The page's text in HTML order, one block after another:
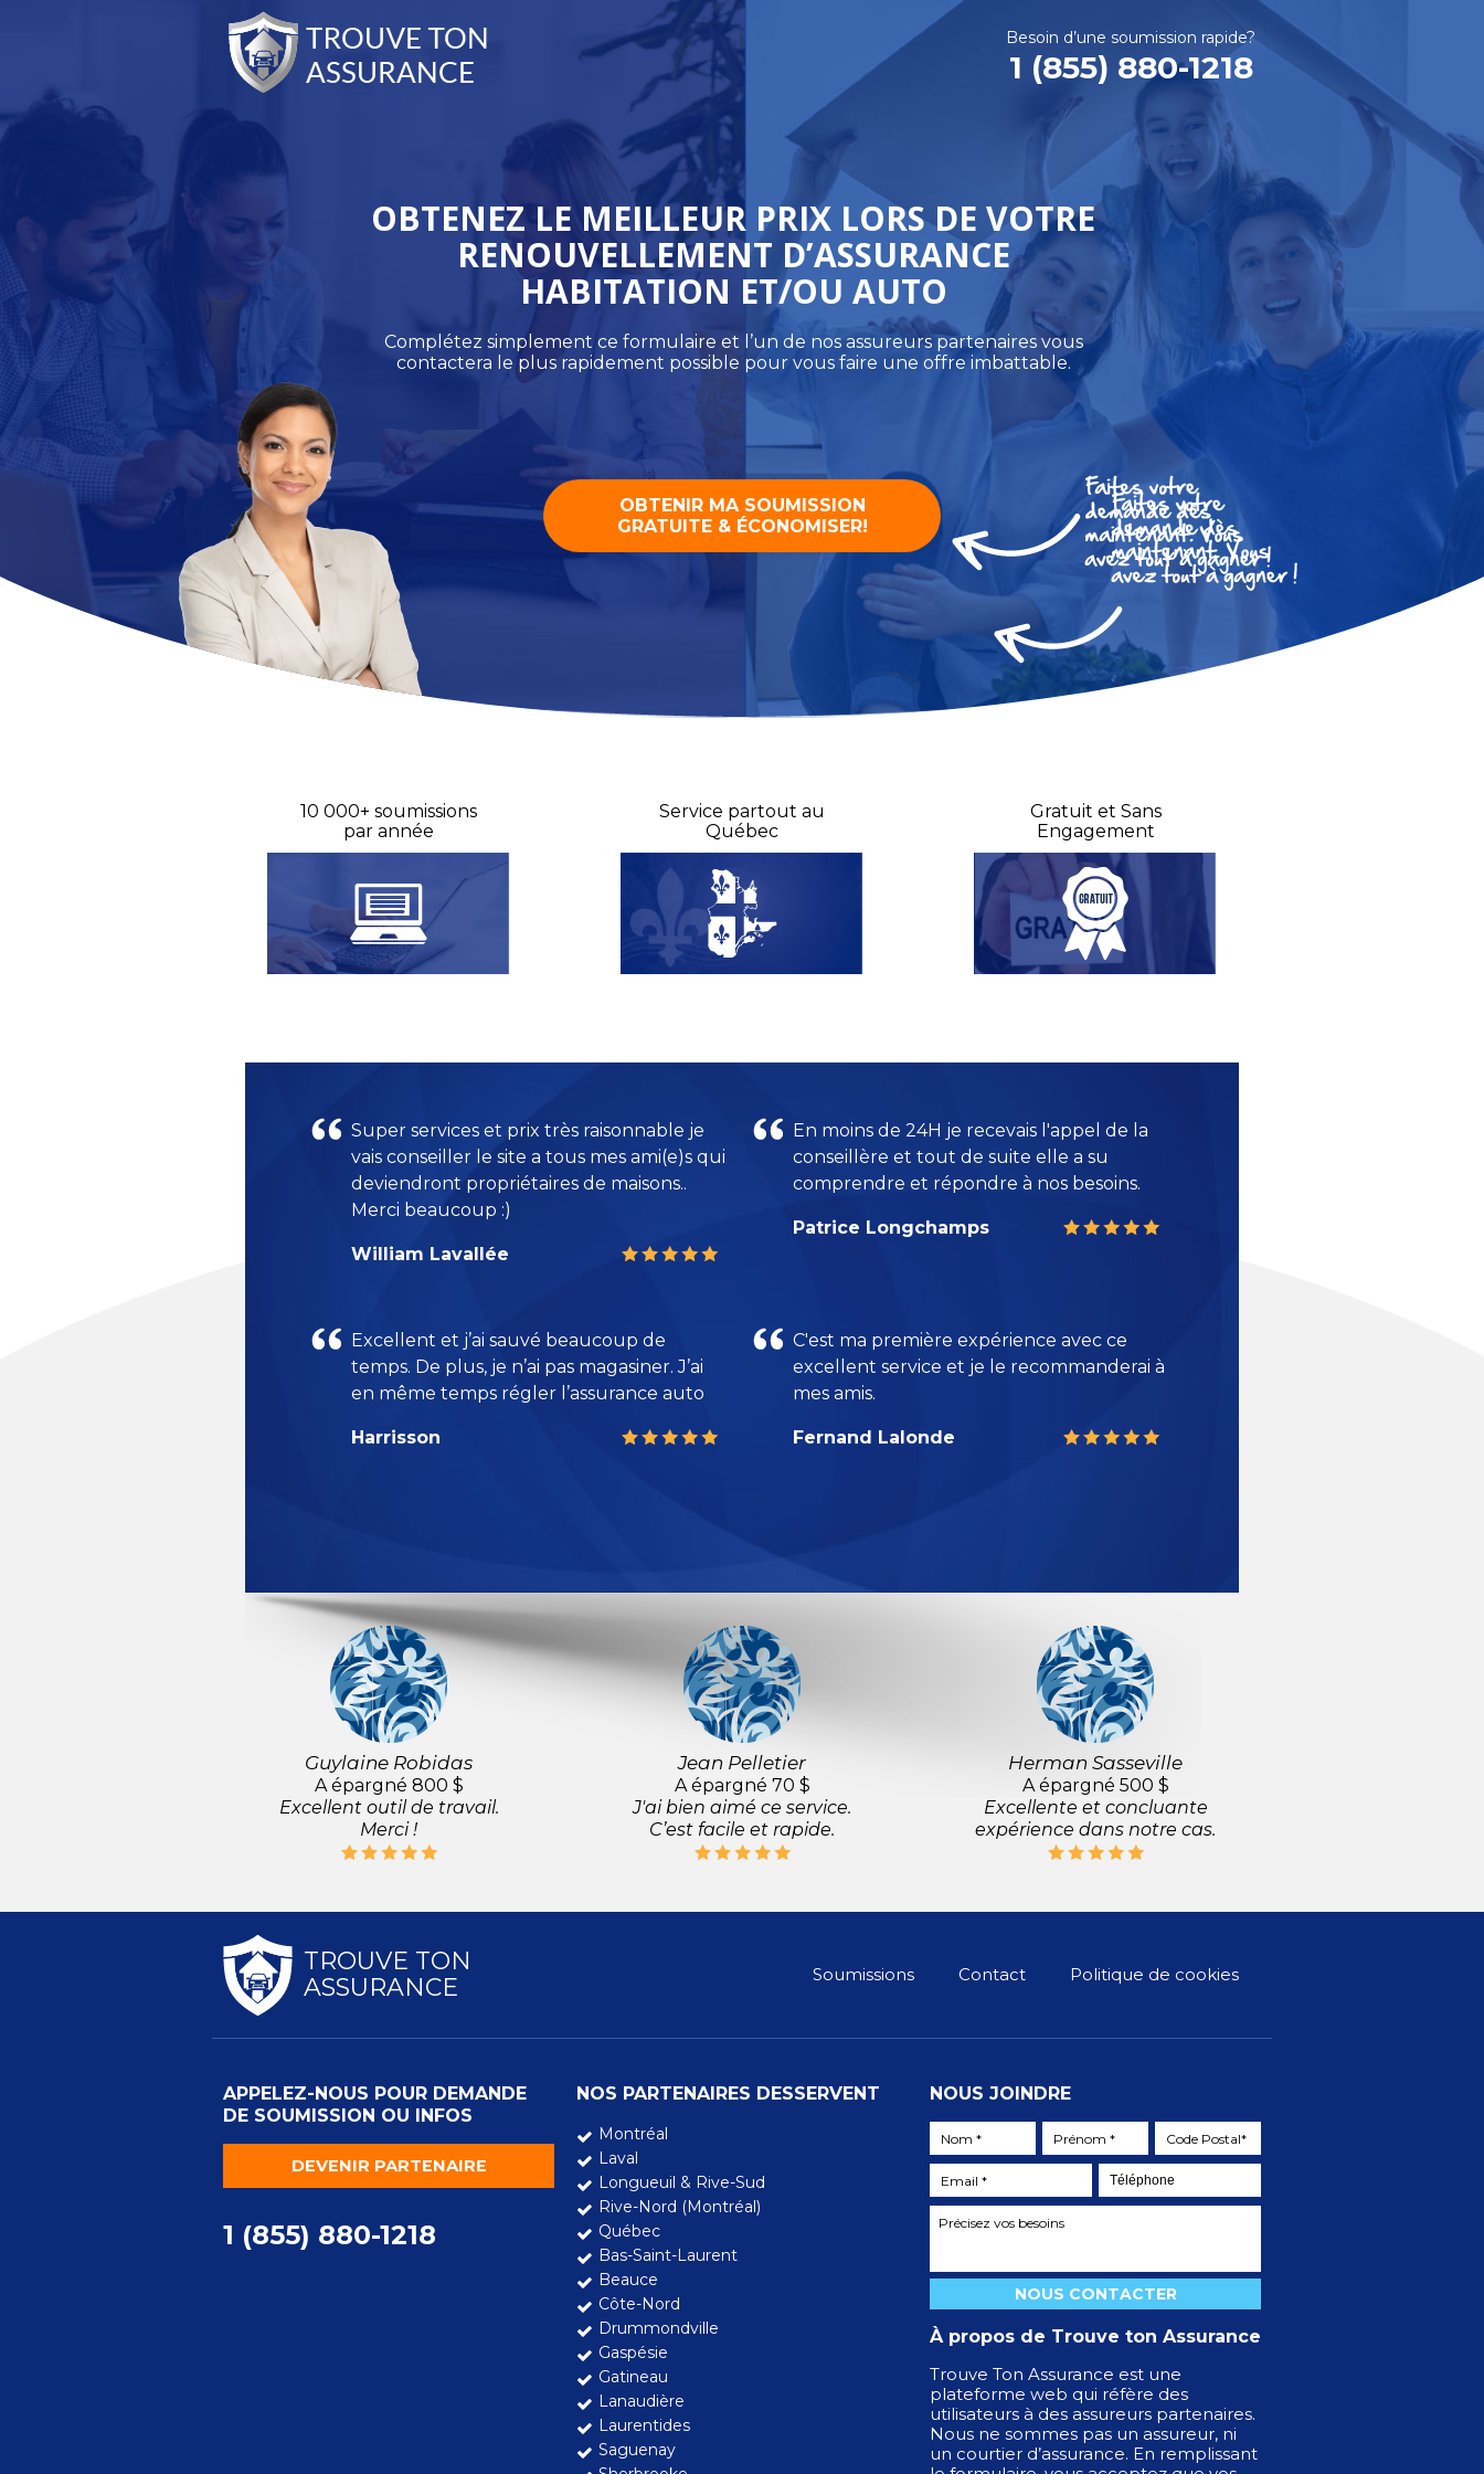
Besoin d’une soumission rapide?
1 (855) 880-1218
OBTENEZ LE MEILLEUR PRIX LORS DE VOTRE
RENOUVELLEMENT D’ASSURANCE
HABITATION ET/OU AUTO
Complétez simplement ce formulaire et l’un de nos assureurs partenaires vous
contactera le plus rapidement possible pour vous faire une offre imbattable.
10 000+ soumissions
par année
Service partout au
Québec
Gratuit et Sans
Engagement
Super services et prix très raisonnable je
vais conseiller le site a tous mes ami(e)s qui
deviendront propriétaires de maisons..
Merci beaucoup :)
William Lavallée
En moins de 24H je recevais l'appel de la
conseillère et tout de suite elle a su
comprendre et répondre à nos besoins.
Patrice Longchamps
Excellent et j’ai sauvé beaucoup de
temps. De plus, je n’ai pas magasiner. J’ai
en même temps régler l’assurance auto
Harrisson
C'est ma première expérience avec ce
excellent service et je le recommanderai à
mes amis.
Fernand Lalonde
Guylaine Robidas
A épargné 800 $
Excellent outil de travail.
Merci !
Jean Pelletier
A épargné 70 $
J'ai bien aimé ce service.
C’est facile et rapide.
Herman Sasseville
A épargné 500 $
Excellente et concluante
expérience dans notre cas.
TROUVE TON
ASSURANCE
Soumissions Contact Politique de cookies
APPELEZ-NOUS POUR DEMANDE
DE SOUMISSION OU INFOS
DEVENIR PARTENAIRE
1 (855) 880-1218
NOS PARTENAIRES DESSERVENT
Montréal
Laval
Longueuil & Rive-Sud
Rive-Nord (Montréal)
Québec
Bas-Saint-Laurent
Beauce
Côte-Nord
Drummondville
Gaspésie
Gatineau
Lanaudière
Laurentides
Saguenay
NOUS JOINDRE
À propos de Trouve ton Assurance
Trouve Ton Assurance est une
plateforme web qui réfère des
utilisateurs à des assureurs partenaires.
Nous ne sommes pas un assureur, ni
un courtier d’assurance. En remplissant